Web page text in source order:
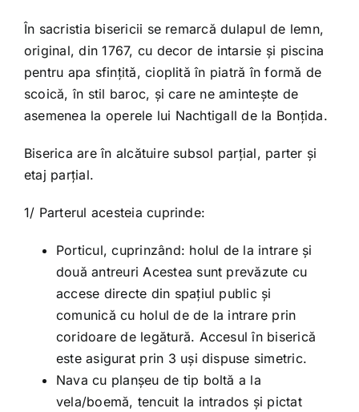
În sacristia bisericii se remarcă dulapul de lemn,
original, din 1767, cu decor de intarsie și piscina
pentru apa sfințită, cioplită în piatră în formă de
scoică, în stil baroc, și care ne amintește de
asemenea la operele lui Nachtigall de la Bonțida.
Biserica are în alcătuire subsol parțial, parter și
etaj parțial.
1/ Parterul acesteia cuprinde:
Porticul, cuprinzând: holul de la intrare și
două antreuri Acestea sunt prevăzute cu
accese directe din spațiul public și
comunică cu holul de de la intrare prin
coridoare de legătură. Accesul în biserică
este asigurat prin 3 uși dispuse simetric.
Nava cu planșeu de tip boltă a la
vela/boemă, tencuit la intrados și pictat